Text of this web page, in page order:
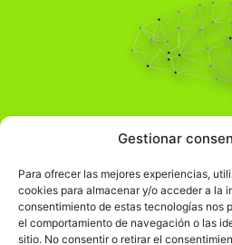
Gestionar
Para ofrecer las mejores experiencias,
cookies para almacenar y/o acceder a la
consentimiento de estas tecnologías nos
el comportamiento de navegación o las
sitio. No consentir o retirar el
Pensamiento
Comprender el mundo
Información